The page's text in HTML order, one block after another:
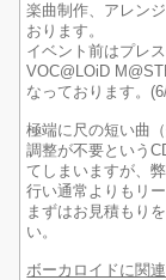
楽曲制作、アレン
おります。
イベント前はプレ
VOC@LOiD
なっております。
極端に尺の短い曲
調整が不要という
てしまいますが、
行い通常よりもリ
まずはお見積もり
い。
ボーカロイドに関